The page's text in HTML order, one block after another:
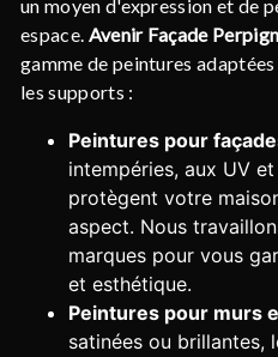
un moyen d'expression et de
espace. Avenir Façade
gamme de peintures
les supports :
Peintures pour
intempéries, aux UV
protègent votre
aspect. Nous
marques pour vous
et esthétique.
Peintures pour murs
satinées ou brillantes,